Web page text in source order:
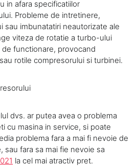
in afara specificatiilor
Probleme de intretinere,
sau imbunatatiri neautorizate ale
viteza de rotatie a turbo-ului
functionare, provocand
rotile compresorului si turbinei.
dvs. ar putea avea o problema
cu masina in service, si poate
problema fara a mai fi nevoie de
sau fara sa mai fie nevoie sa
la cel mai atractiv pret.